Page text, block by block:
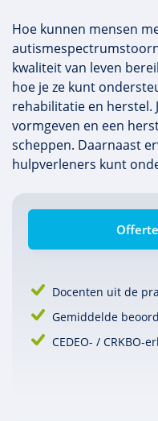
Hoe kunnen mensen
kwaliteit van leven
hoe je ze kunt
rehabilitatie en herstel.
vormgeven en een
scheppen. Daarnaast
hulpverleners kunt
Docenten uit de
Gemiddelde
CEDEO- / CRKBO-